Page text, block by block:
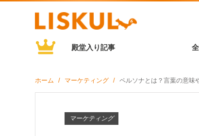
殿堂入り記事
ホーム マーケティング ペルソナとは？言葉の意味
マーケティング